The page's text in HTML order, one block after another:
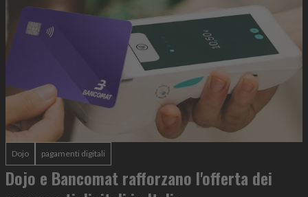
Dojo pagamenti digitali
Dojo e Bancomat rafforzano l'offerta dei